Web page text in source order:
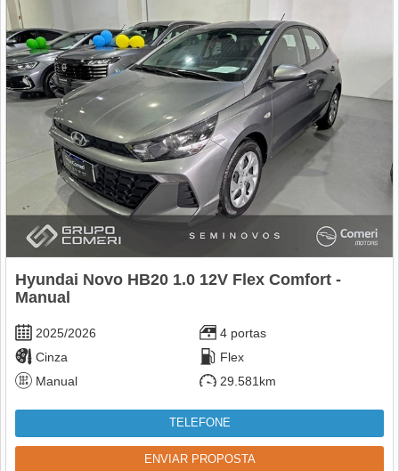
Hyundai Novo HB20 1.0 12V Flex Comfort -
Manual
2025/2026
4 portas
Cinza
Flex
Manual
29.581km
TELEFONE
ENVIAR PROPOSTA